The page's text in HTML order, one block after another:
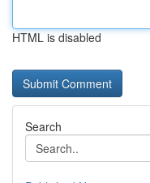
HTML is disabled
Search